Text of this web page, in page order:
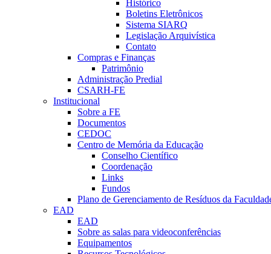
Histórico
Boletins Eletrônicos
Sistema SIARQ
Legislação Arquivística
Contato
Compras e Finanças
Patrimônio
Administração Predial
CSARH-FE
Institucional
Sobre a FE
Documentos
CEDOC
Centro de Memória da Educação
Conselho Científico
Coordenação
Links
Fundos
Plano de Gerenciamento de Resíduos da
EAD
EAD
Sobre as salas para videoconferências
Equipamentos